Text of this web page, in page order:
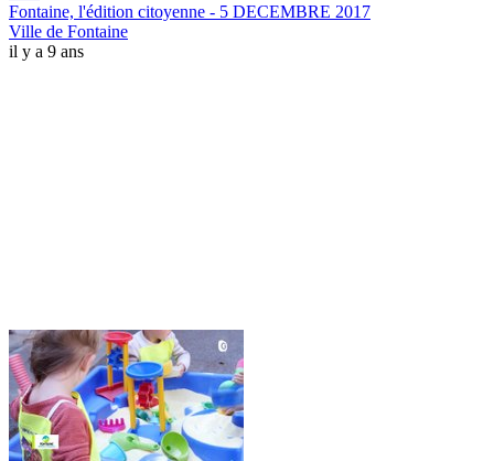
Fontaine, l'édition citoyenne - 5 DECEMBRE 2017
Ville de Fontaine
il y a 9 ans